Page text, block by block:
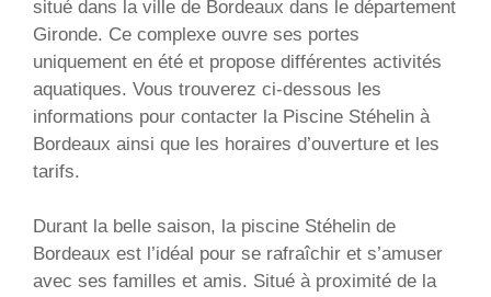
situé dans la ville de Bordeaux dans le département
Gironde. Ce complexe ouvre ses portes
uniquement en été et propose différentes activités
aquatiques. Vous trouverez ci-dessous les
informations pour contacter la Piscine Stéhelin à
Bordeaux ainsi que les horaires d’ouverture et les
tarifs.
Durant la belle saison, la piscine Stéhelin de
Bordeaux est l’idéal pour se rafraîchir et s’amuser
avec ses familles et amis. Situé à proximité de la